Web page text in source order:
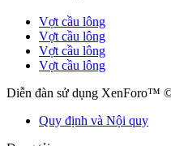
Vợt cầu lông
Vợt cầu lông
Vợt cầu lông
Vợt cầu lông
Diễn đàn sử dụng XenForo™
Quy định và Nội quy